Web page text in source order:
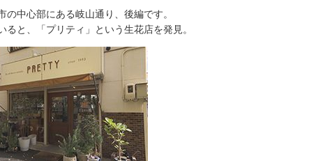
の中心部にある岐山通り、後編です。
ると、「プリティ」という生花店を発見。